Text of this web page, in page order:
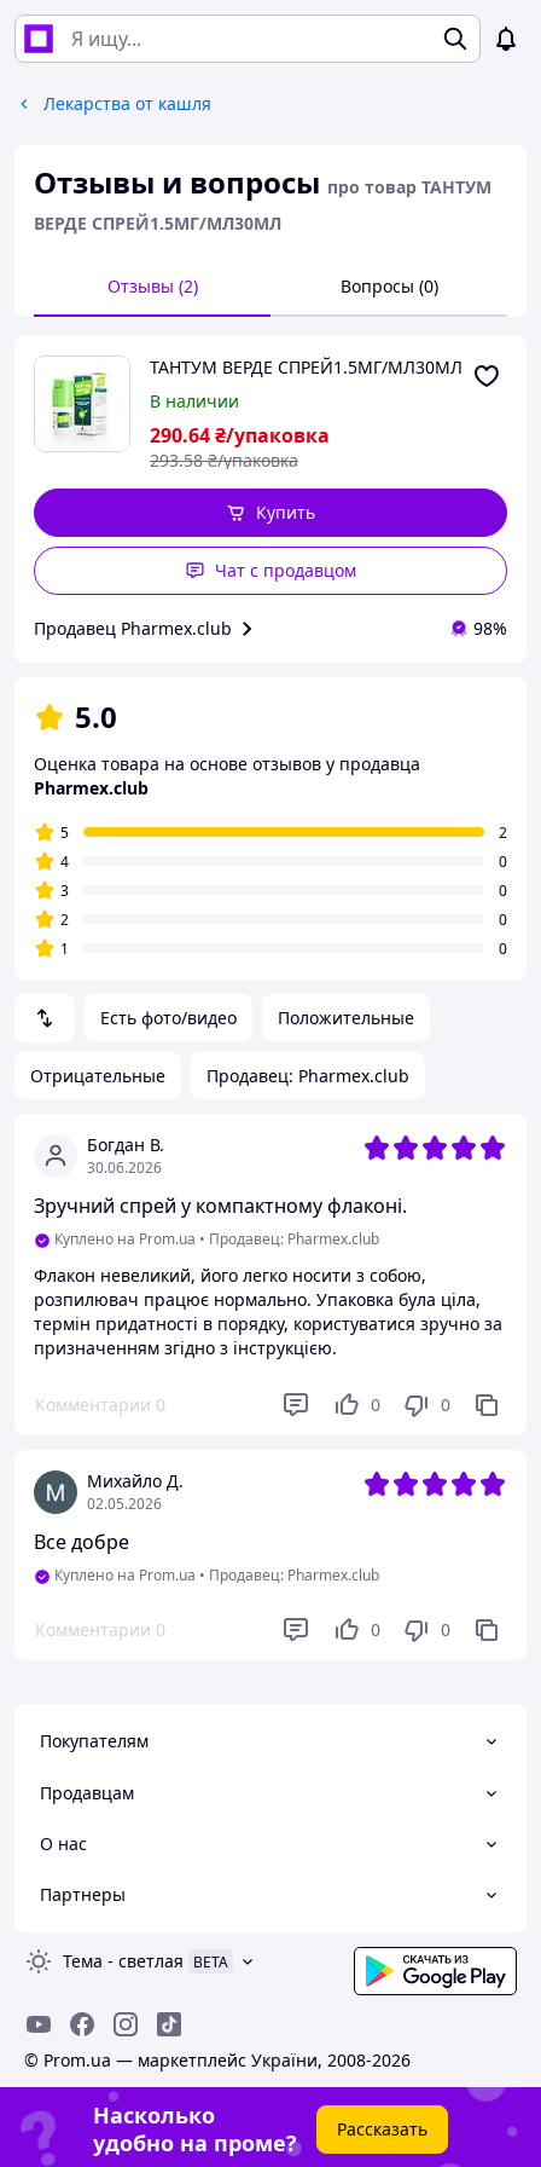
Лекарства от кашля
Отзывы и вопросы про товар ТАНТУМ
ВЕРДЕ СПРЕЙ1.5МГ/МЛ30МЛ
Отзывы (2) Вопросы (0)
Есть фото/видео Положительные
Отрицательные Продавец: Pharmex.club
Богдан В.
30.06.2026
Зручний спрей у компактному флаконі.
Куплено на Prom.ua • Продавец: Pharmex.club
Флакон невеликий, його легко носити з собою,
розпилювач працює нормально. Упаковка була ціла,
термін придатності в порядку, користуватися зручно за
призначенням згідно з інструкцією.
Комментарии 0 0 0
Михайло Д.
02.05.2026
Все добре
Куплено на Prom.ua • Продавец: Pharmex.club
Комментарии 0 0 0
ТАНТУМ ВЕРДЕ СПРЕЙ1.5МГ/МЛ30МЛ
В наличии
290.64₴/упаковка
293.58 ₴/упаковка
Купить
Чат с продавцом
Продавец Pharmex.club 98%
5.0
Оценка товара на основе отзывов у продавца
Pharmex.club
5
2
4
0
3
0
2
0
1
0
Покупателям
Продавцам
О нас
Партнеры
Тема - светлая BETA
© Prom.ua — маркетплейс України, 2008-2026
Насколько
удобно на проме?
Рассказать